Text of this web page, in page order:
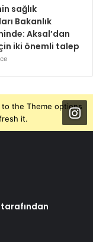
sağlık
Bakanlık
Aksal’dan
iki önemli talep
to the Theme options
it.
tarafından